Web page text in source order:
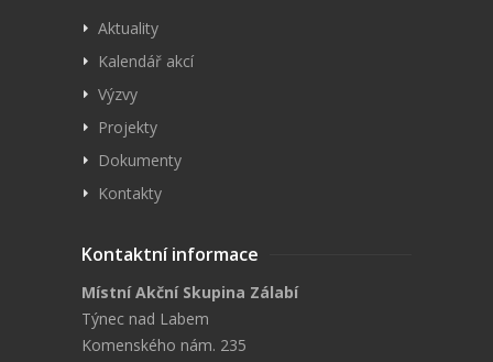
Aktuality
Kalendář akcí
Výzvy
Projekty
Dokumenty
Kontakty
Kontaktní informace
Místní Akční Skupina Zálabí
Týnec nad Labem
Komenského nám. 235